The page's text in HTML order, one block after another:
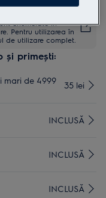
enumerate în
Pentru utilizarea în
de utilizare complet.
și primești:
mari de 4999
35 lei
INCLUSĂ
INCLUSĂ
INCLUSĂ